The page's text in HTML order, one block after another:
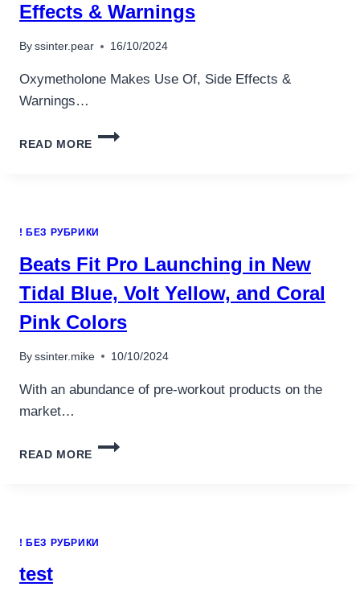
Effects & Warnings
By ssinter.pear 16/10/2024
Oxymetholone Makes Use Of, Side Effects &
Warnings…
READ MORE
OXYMETHOLONE
&
! БЕЗ РУБРИКИ
Beats Fit Pro Launching in New
Tidal Blue, Volt Yellow, and Coral
Pink Colors
By ssinter.mike 10/10/2024
With an abundance of pre-workout products on the
market…
READ MORE
BEATS
TIDAL
! БЕЗ РУБРИКИ
test